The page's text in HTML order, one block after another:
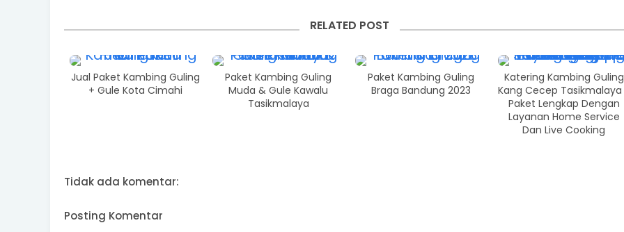
RELATED POST
Jual Paket Kambing Guling
+ Gule Kota Cimahi
Paket Kambing Guling
Muda & Gule Kawalu
Tasikmalaya
Paket Kambing Guling
Braga Bandung 2023
Katering Kambing Guling
Kang Cecep
Paket Lengkap Dengan
Layanan Home Service
Dan Live Cooking
Tidak ada komentar:
Posting Komentar